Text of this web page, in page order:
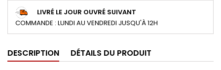
LIVRÉ LE JOUR OUVRÉ SUIVANT
COMMANDE : LUNDI AU VENDREDI JUSQU'À 12H
DESCRIPTION DÉTAILS DU PRODUIT